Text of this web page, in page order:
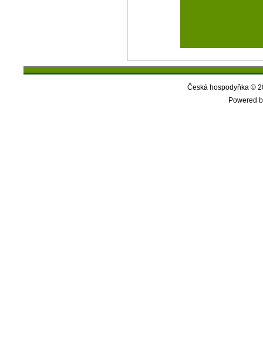
Česká hospodyňka ©
Powered